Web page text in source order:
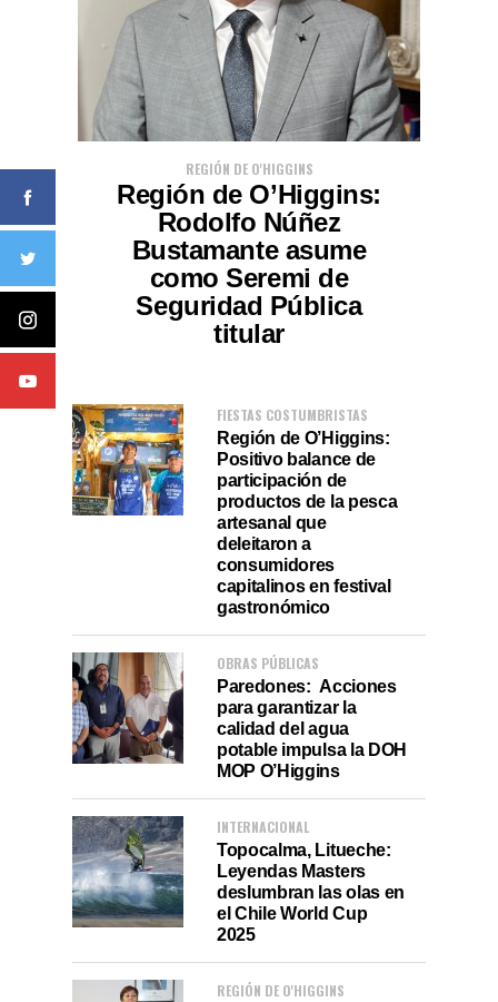
REGIÓN DE O'HIGGINS
Región de O’Higgins:
Rodolfo Núñez
Bustamante asume
como Seremi de
Seguridad Pública
titular
FIESTAS COSTUMBRISTAS
Región de O’Higgins:
Positivo balance de
participación de
productos de la pesca
artesanal que
deleitaron a
consumidores
capitalinos en festival
gastronómico
OBRAS PÚBLICAS
Paredones: Acciones
para garantizar la
calidad del agua
potable impulsa la DOH
MOP O’Higgins
INTERNACIONAL
Topocalma, Litueche:
Leyendas Masters
deslumbran las olas en
el Chile World Cup
2025
REGIÓN DE O'HIGGINS